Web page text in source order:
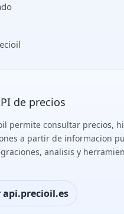
de precios
permite consultar precios,
a partir de informacion
analisis y
api.precioil.es